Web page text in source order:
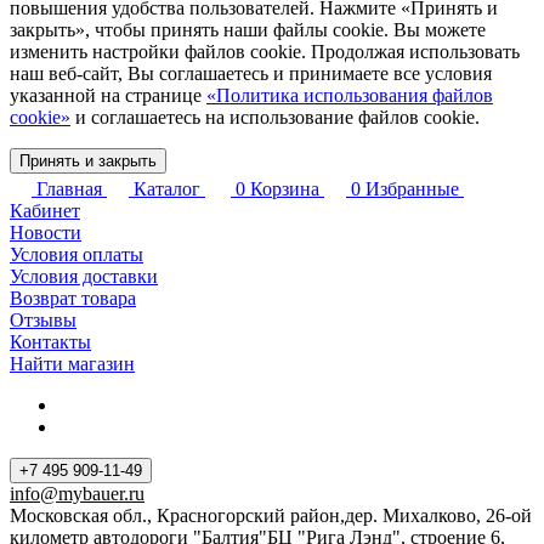
повышения удобства пользователей. Нажмите «Принять и
закрыть», чтобы принять наши файлы cookie. Вы можете
изменить настройки файлов cookie. Продолжая использовать
наш веб-сайт, Вы соглашаетесь и принимаете все условия
указанной на странице «Политика использования файлов
cookie» и соглашаетесь на использование файлов cookie.
Принять и закрыть
Главная Каталог 0 Корзина 0 Избранные
Кабинет
Новости
Условия оплаты
Условия доставки
Возврат товара
Отзывы
Контакты
Найти магазин
+7 495 909-11-49
info@mybauer.ru
Московская обл., Красногорский район,дер. Михалково, 26-ой
километр автодороги "Балтия"БЦ "Рига Лэнд", строение 6,